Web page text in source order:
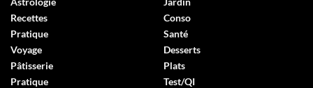
Recettes
Conso
Pratique
Santé
Voyage
Desserts
Pâtisserie
Plats
Pratique
Test/QI